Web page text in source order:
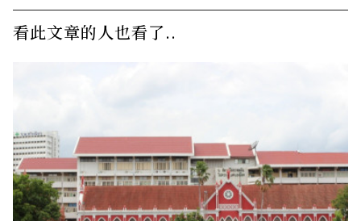
看此文章的人也看了..